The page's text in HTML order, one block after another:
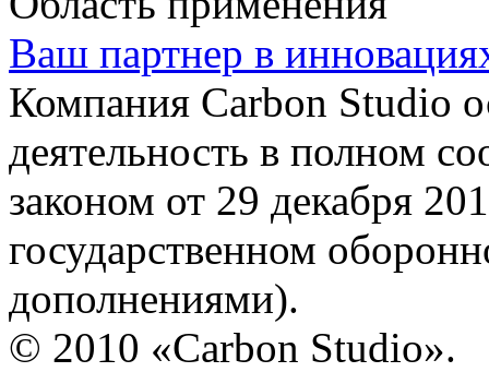
Ваш партнер в
Компания Carbon Studio
деятельность в полном
законом от 29 декабря
государственном
дополнениями).
© 2010 «Carbon Studio».